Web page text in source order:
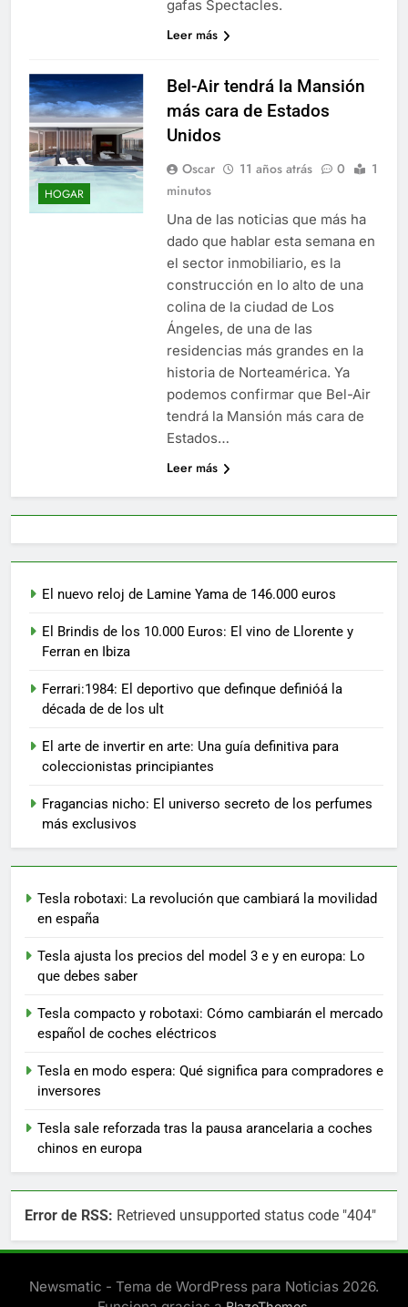
gafas Spectacles.
Leer más
HOGAR
Bel-Air tendrá la Mansión
más cara de Estados
Unidos
Oscar 11 años atrás 0
1
minutos
Una de las noticias que más ha
dado que hablar esta semana en
el sector inmobiliario, es la
construcción en lo alto de una
colina de la ciudad de Los
Ángeles, de una de las
residencias más grandes en la
historia de Norteamérica. Ya
podemos confirmar que Bel-Air
tendrá la Mansión más cara de
Estados…
Leer más
El nuevo reloj de Lamine Yama de 146.000 euros
El Brindis de los 10.000 Euros: El vino de Llorente y
Ferran en Ibiza
Ferrari:1984: El deportivo que definque definióá la
década de de los ult
El arte de invertir en arte: Una guía definitiva para
coleccionistas principiantes
Fragancias nicho: El universo secreto de los perfumes
más exclusivos
Tesla robotaxi: La revolución que cambiará la movilidad
en españa
Tesla ajusta los precios del model 3 e y en europa: Lo
que debes saber
Tesla compacto y robotaxi: Cómo cambiarán el mercado
español de coches eléctricos
Tesla en modo espera: Qué significa para compradores e
inversores
Tesla sale reforzada tras la pausa arancelaria a coches
chinos en europa
Error de RSS: Retrieved unsupported status code "404"
Newsmatic - Tema de WordPress para Noticias 2026.